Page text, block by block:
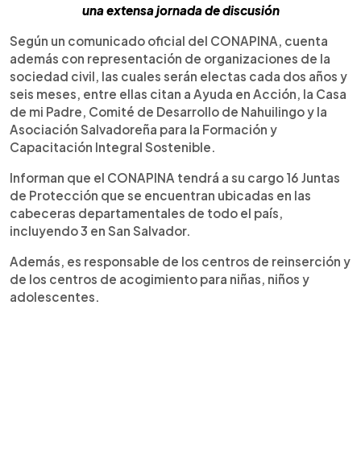
una extensa jornada de discusión
Según un comunicado oficial del CONAPINA, cuenta
además con representación de organizaciones de la
sociedad civil, las cuales serán electas cada dos años y
seis meses, entre ellas citan a Ayuda en Acción, la Casa
de mi Padre, Comité de Desarrollo de Nahuilingo y la
Asociación Salvadoreña para la Formación y
Capacitación Integral Sostenible.
Informan que el CONAPINA tendrá a su cargo 16 Juntas
de Protección que se encuentran ubicadas en las
cabeceras departamentales de todo el país,
incluyendo 3 en San Salvador.
Además, es responsable de los centros de reinserción y
de los centros de acogimiento para niñas, niños y
adolescentes.